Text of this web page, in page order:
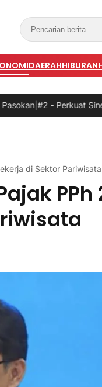
DAERAHHIBURAN
-Perkuat Sinergi
di Sektor Pariwisata
PPh